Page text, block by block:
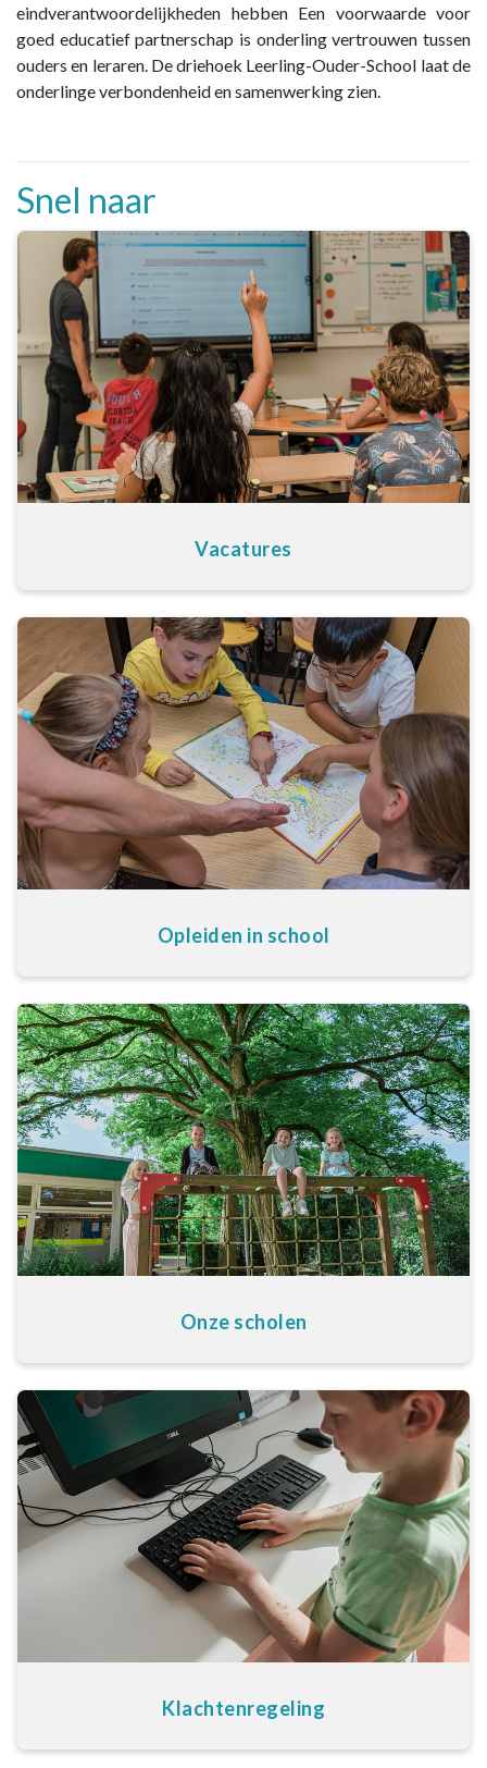
eindverantwoordelijkheden hebben Een voorwaarde voor
goed educatief partnerschap is onderling vertrouwen tussen
ouders en leraren. De driehoek Leerling-Ouder-School laat de
onderlinge verbondenheid en samenwerking zien.
Snel naar
Vacatures
Opleiden in school
Onze scholen
Klachtenregeling